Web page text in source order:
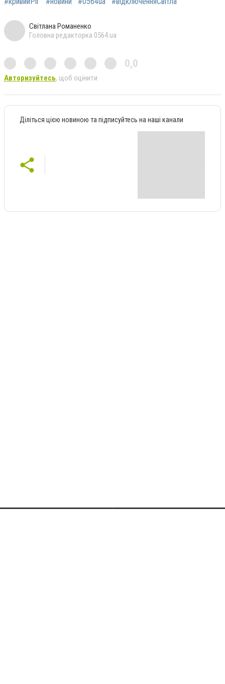
Світлана Романенко
Головна редакторка 0564.ua
0,0
Авторизуйтесь, щоб оцінити
Діліться цією новиною та підписуйтесь на наші канали